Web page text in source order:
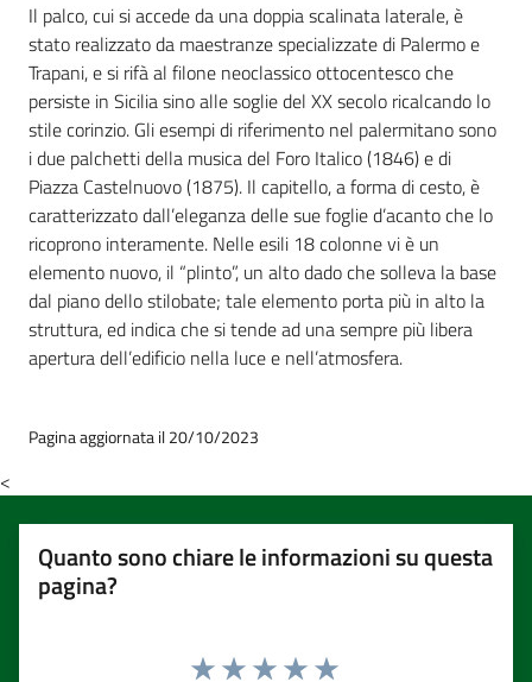
Il palco, cui si accede da una doppia scalinata laterale, è
stato realizzato da maestranze specializzate di Palermo e
Trapani, e si rifà al filone neoclassico ottocentesco che
persiste in Sicilia sino alle soglie del XX secolo ricalcando lo
stile corinzio. Gli esempi di riferimento nel palermitano sono
i due palchetti della musica del Foro Italico (1846) e di
Piazza Castelnuovo (1875). Il capitello, a forma di cesto, è
caratterizzato dall’eleganza delle sue foglie d’acanto che lo
ricoprono interamente. Nelle esili 18 colonne vi è un
elemento nuovo, il “plinto”, un alto dado che solleva la base
dal piano dello stilobate; tale elemento porta più in alto la
struttura, ed indica che si tende ad una sempre più libera
apertura dell’edificio nella luce e nell’atmosfera.
Pagina aggiornata il 20/10/2023
<
Quanto sono chiare le informazioni su questa
pagina?